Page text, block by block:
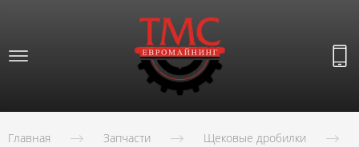
Главная Запчасти
Щековые дробилки